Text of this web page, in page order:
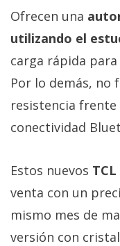
Ofrecen una
utilizando el
carga rápida
Por lo demás, no
resistencia frente
conectividad
Estos nuevos
venta con un
mismo mes de
versión con